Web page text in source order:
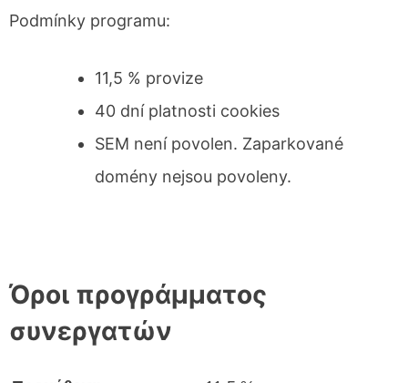
Podmínky programu:
11,5 % provize
40 dní platnosti cookies
SEM není povolen. Zaparkované
domény nejsou povoleny.
Όροι προγράμματος
συνεργατών